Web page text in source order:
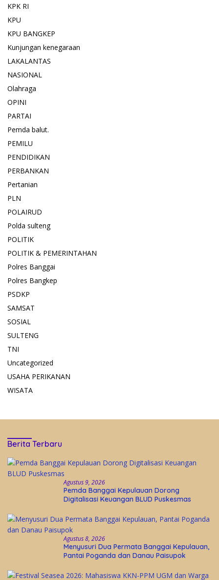
KPK RI
KPU
KPU BANGKEP
Kunjungan kenegaraan
LAKALANTAS
NASIONAL
Olahraga
OPINI
PARTAI
Pemda balut.
PEMILU
PENDIDIKAN
PERBANKAN
Pertanian
PLN
POLAIRUD
Polda sulteng
POLITIK
POLITIK & PEMERINTAHAN
Polres Banggai
Polres Bangkep
PSDKP
SAMSAT
SOSIAL
SULTENG
TNI
Uncategorized
USAHA PERIKANAN
WISATA
Berita Terbaru
Agustus 9, 2026
Pemda Banggai Kepulauan Dorong
Digitalisasi Keuangan BLUD Puskesmas
Agustus 8, 2026
Menyusuri Dua Permata Banggai Kepulauan,
Pantai Poganda dan Danau Paisupok